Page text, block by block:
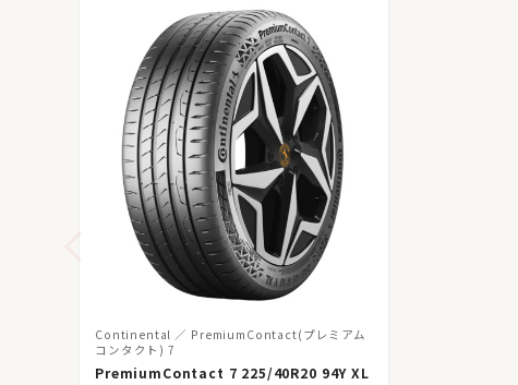
Continental
PremiumContact(プレミアム
コンタクト) 7
PremiumContact 7 225/40R20 94Y XL